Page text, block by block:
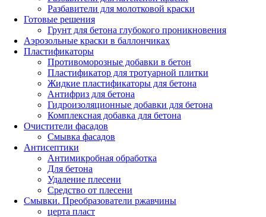
Разбавители для молотковой краски
Готовые решения
Грунт для бетона глубокого проникновения
Аэрозольные краски в баллончиках
Пластификаторы
Противоморозные добавки в бетон
Пластификатор для тротуарной плитки
Жидкие пластификаторы для бетона
Антифриз для бетона
Гидроизоляционные добавки для бетона
Комплексная добавка для бетона
Очистители фасадов
Смывка фасадов
Антисептики
Антимикробная обработка
Для бетона
Удаление плесени
Средство от плесени
Смывки. Преобразователи ржавчины
церта пласт